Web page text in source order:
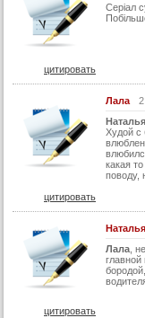
Серіал
цитировать
Лала
Наталья
Худой с
какая
поводу,
цитировать
Наталья
Лала ,
цитировать